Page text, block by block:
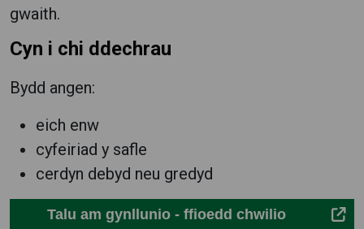
gwaith.
Cyn i chi ddechrau
Bydd angen:
eich enw
cyfeiriad y safle
cerdyn debyd neu gredyd
Talu am gynllunio - ffioedd chwilio